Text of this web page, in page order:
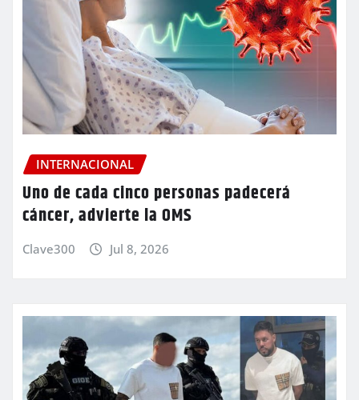
INTERNACIONAL
Uno de cada cinco personas padecerá
cáncer, advierte la OMS
Clave300 Jul 8, 2026